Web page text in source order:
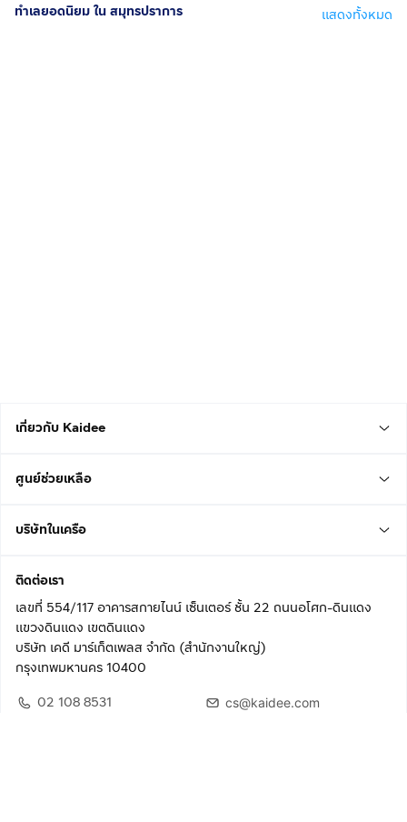
ทำเลยอดนิยม ใน สมุทรปราการ แสดงทั้งหมด
เกี่ยวกับ Kaidee
ศูนย์ช่วยเหลือ
บริษัทในเครือ
ติดต่อเรา
เลขที่ 554/117 อาคารสกายไนน์ เซ็นเตอร์ ชั้น 22 ถนนอโศก-ดินแดง
แขวงดินแดง เขตดินแดง
บริษัท เคดี มาร์เก็ตเพลส จำกัด (สำนักงานใหญ่)
กรุงเทพมหานคร 10400
02 108 8531
cs@kaidee.com